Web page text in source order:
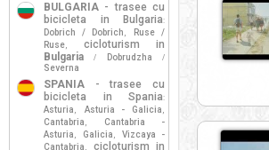
BULGARIA - trasee cu
bicicleta in Bulgaria:
Dobrich / Dobrich ,
Ruse /
Ruse,
cicloturism in
Bulgaria
/ Dobrudzha /
Severna
SPANIA - trasee cu
bicicleta in Spania:
Asturia , Asturia - Galicia ,
Cantabria ,
Cantabria -
Asturia , Galicia ,
Vizcaya -
Cantabria ,
cicloturism in